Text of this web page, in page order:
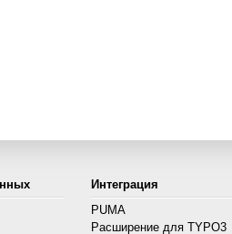
Интеграция
PUMA
Расширение для TYPO3